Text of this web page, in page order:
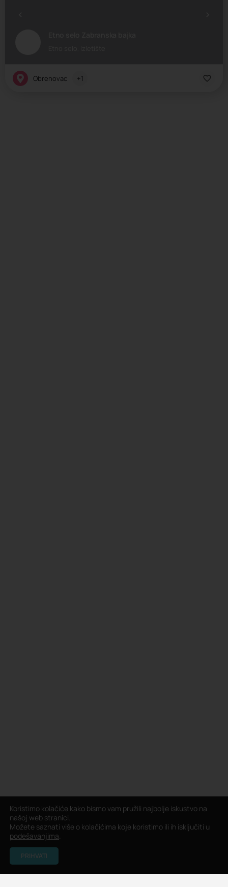
Obrenovac +1
Koristimo kolačiće kako bismo vam pružili najbolje iskustvo na
našoj web stranici.
Možete saznati više o kolačićima koje koristimo ili ih isključiti u
podešavanjima.
PRIHVATI